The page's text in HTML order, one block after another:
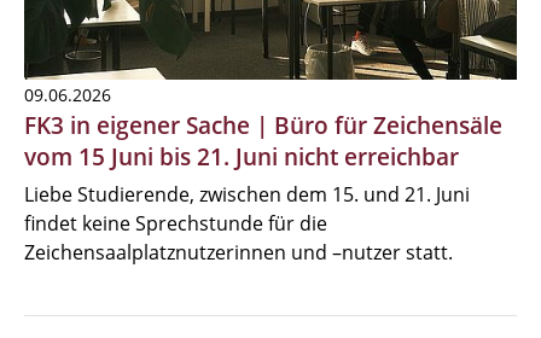
09.06.2026
FK3 in eigener Sache | Büro für Zeichensäle
vom 15 Juni bis 21. Juni nicht erreichbar
Liebe Studierende, zwischen dem 15. und 21. Juni
findet keine Sprechstunde für die
Zeichensaalplatznutzerinnen und –nutzer statt.